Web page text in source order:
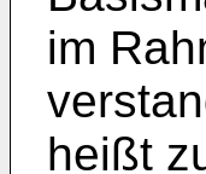
im
heißt